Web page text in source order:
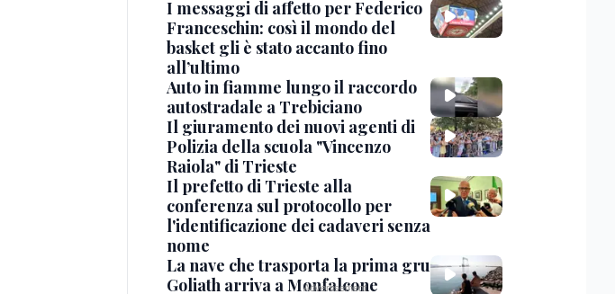
I messaggi di affetto per Federico
Franceschin: così il mondo del
basket gli è stato accanto fino
all’ultimo
Auto in fiamme lungo il raccordo
autostradale a Trebiciano
Il giuramento dei nuovi agenti di
Polizia della scuola "Vincenzo
Raiola" di Trieste
Il prefetto di Trieste alla
conferenza sul protocollo per
l'identificazione dei cadaveri senza
nome
La nave che trasporta la prima gru
Goliath arriva a Monfalcone